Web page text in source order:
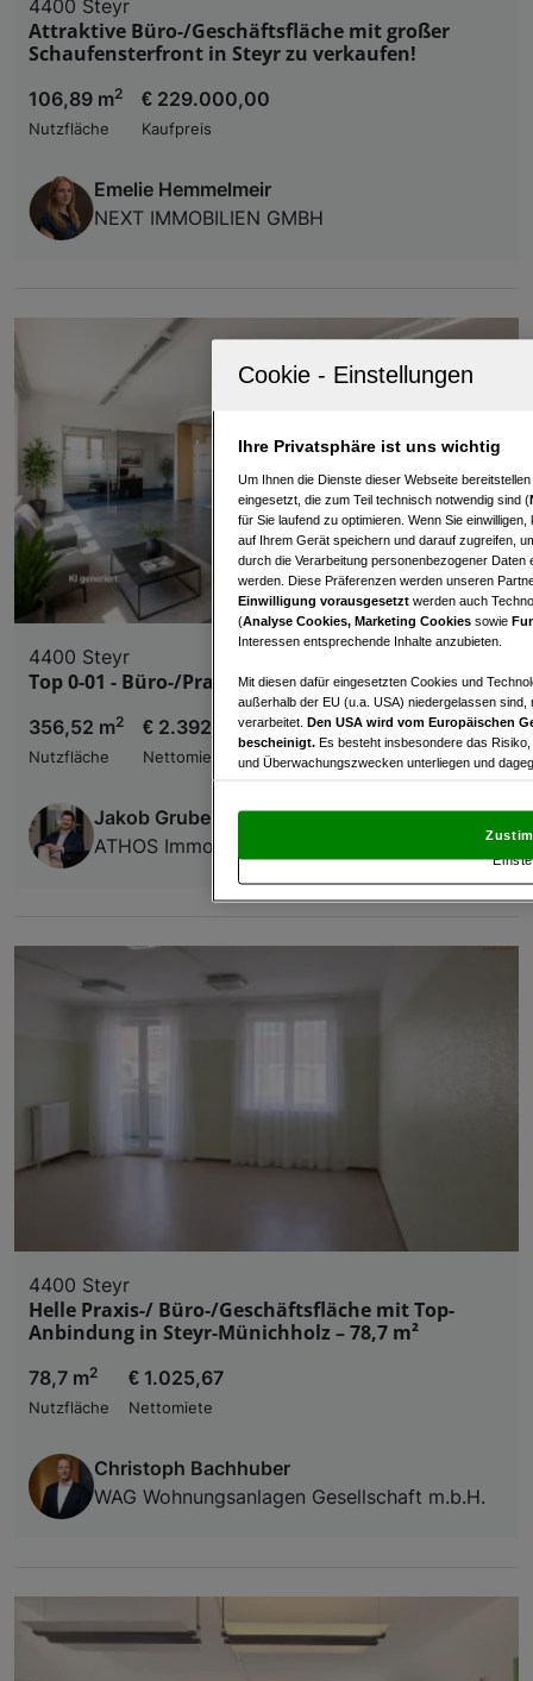
4400 Steyr
Attraktive Büro-/Geschäftsfläche mit großer
Schaufensterfront in Steyr zu verkaufen!
106,89 m2
Nutzfläche
€ 229.000,00
Kaufpreis
Emelie Hemmelmeir
NEXT IMMOBILIEN GMBH
4400 Steyr
Top 0-01 - Büro-/Praxisfläche im Steyr Nordpool
356,52 m2
Nutzfläche
€ 2.392,04
Nettomiete
Jakob Gruber
ATHOS Immobilien AG
4400 Steyr
Helle Praxis-/ Büro-/Geschäftsfläche mit Top-
Anbindung in Steyr-Münichholz – 78,7 m²
78,7 m2
Nutzfläche
€ 1.025,67
Nettomiete
Christoph Bachhuber
WAG Wohnungsanlagen Gesellschaft m.b.H.
Ihre Privatsphäre ist uns wichtig
Um Ihnen die Dienste dieser Webseite
eingesetzt, die zum Teil technisch notwendig sind (
für Sie laufend zu optimieren. Wenn Sie
auf Ihrem Gerät speichern und darauf zugreifen,
durch die Verarbeitung personenbezogener
werden. Diese Präferenzen werden unseren
Einwilligung vorausgesetzt werden auch
(Analyse Cookies, Marketing Cookies sowie
Interessen entsprechende Inhalte anzubieten.
Mit diesen dafür eingesetzten Cookies und
außerhalb der EU (u.a. USA) niedergelassen
verarbeitet. Den USA wird vom Europäischen
bescheinigt. Es besteht insbesondere das
und Überwachungszwecken unterliegen und
und Widerspruch gegen die Verarbeitung auf der
„Cookie Einstellungen“, die sich auf jeder Seite
Zugriff auf Informationen auf einem Endgerät.